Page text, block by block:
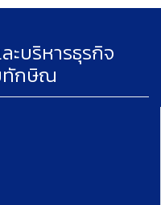
ะบริหารธุรกิจ
ทักษิณ